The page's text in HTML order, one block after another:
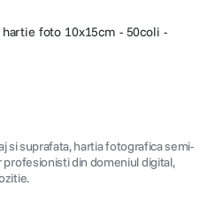
foto 10x15cm - 50coli -
si suprafata, hartia fotografica semi-
din domeniul digital,